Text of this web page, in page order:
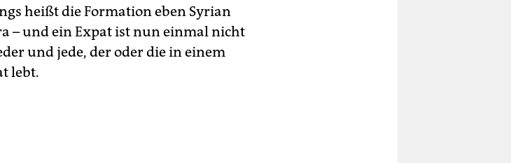
heißt die Formation eben Syrian
– und ein Expat ist nun einmal nicht
und jede, der oder die in einem
lebt.